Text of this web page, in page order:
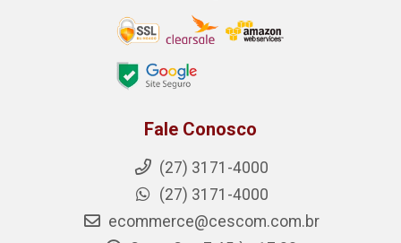
Fale Conosco
(27) 3171-4000
(27) 3171-4000
ecommerce@cescom.com.br